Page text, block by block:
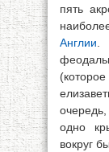
пять
Англии
одно
вокруг